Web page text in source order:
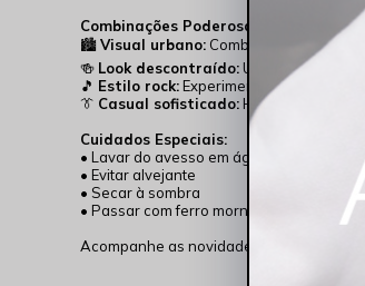
Combinações Poderosas:
🏙️Visual urbano: Combine com tênis
🍻 Look descontraído: Use com camisa
🎵 Estilo rock:Experimente com jaqueta
👔 Casual sofisticado: Harmonize com
Cuidados Especiais:
• Lavar do avesso em água fria
• Evitar alvejante
• Secar à sombra
• Passar com ferro morno
Acompanhe as novidades no